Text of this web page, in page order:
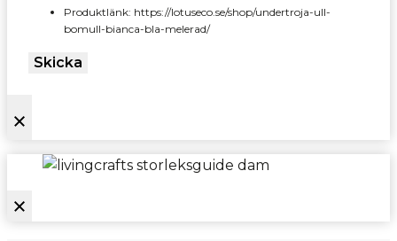
Produktlänk: https://lotuseco.se/shop/undertroja-ull-
bomull-bianca-bla-melerad/
Skicka